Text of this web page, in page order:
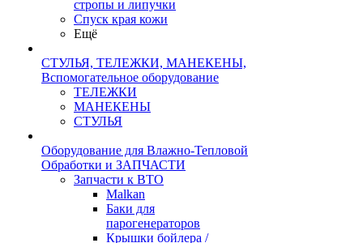
стропы и липучки
Спуск края кожи
Ещё
СТУЛЬЯ, ТЕЛЕЖКИ, МАНЕКЕНЫ,
Вспомогательное оборудование
ТЕЛЕЖКИ
МАНЕКЕНЫ
СТУЛЬЯ
Оборудование для Влажно-Тепловой
Обработки и ЗАПЧАСТИ
Запчасти к ВТО
Malkan
Баки для
парогенераторов
Крышки бойлера /